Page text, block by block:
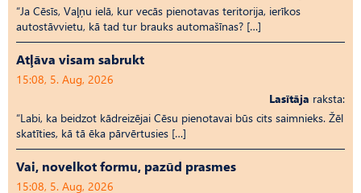
“Ja Cēsīs, Vaļņu ielā, kur vecās pienotavas teritorija, ierīkos
autostāvvietu, kā tad tur brauks automašīnas? […]
Atļāva visam sabrukt
15:08, 5. Aug, 2026
Lasītāja raksta:
“Labi, ka beidzot kādreizējai Cēsu pienotavai būs cits saimnieks. Žēl
skatīties, kā tā ēka pārvērtusies […]
Vai, novelkot formu, pazūd prasmes
15:08, 5. Aug, 2026